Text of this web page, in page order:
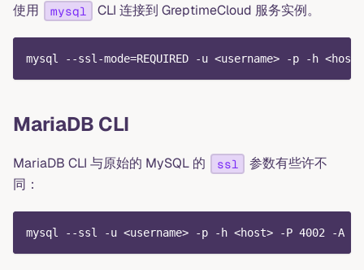
使用 mysql CLI 连接到 GreptimeCloud 服务实例。
mysql --ssl-mode=REQUIRED -u <username> -p -h
MariaDB CLI
MariaDB CLI 与原始的 MySQL 的 ssl
参数有些许不
同：
mysql --ssl -u <username> -p -h <host> -P 4002 -A